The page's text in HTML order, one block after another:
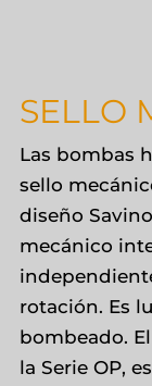
SELLO
Las bombas
sello
diseño
mecánico
rotación. Es
bombeado.
la Serie OP,